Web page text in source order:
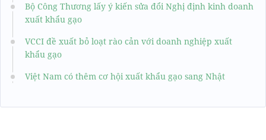
Bộ Công Thương lấy ý kiến sửa đổi Nghị định kinh doanh
xuất khẩu gạo
VCCI đề xuất bỏ loạt rào cản với doanh nghiệp xuất
khẩu gạo
Việt Nam có thêm cơ hội xuất khẩu gạo sang Nhật